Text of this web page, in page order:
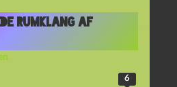
rumklang af
6